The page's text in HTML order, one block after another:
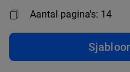
Aantal pagina's: 14